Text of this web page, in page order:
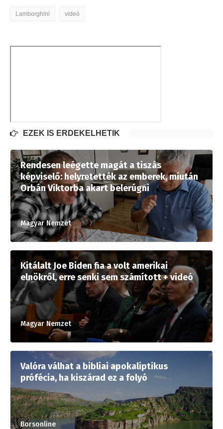
Lamborghini videó
EZEK IS ÉRDEKELHETIK
Rendesen leégette magát a tiszás
képviselő: helyretették az emberek, miután
Orbán Viktorba akart belerúgni
Magyar Nemzet
Kitálalt Joe Biden fia a volt amerikai
elnökről, erre senki sem számított + videó
Magyar Nemzet
Valóra válhat a bibliai apokaliptikus
prófécia, ha kiszárad ez a folyó
Borsonline